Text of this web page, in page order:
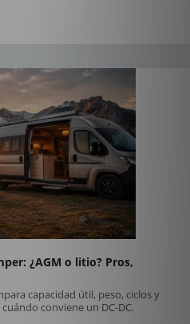
¿AGM o litio? Pros,
capacidad útil, peso, ciclos y
conviene un DC-DC.